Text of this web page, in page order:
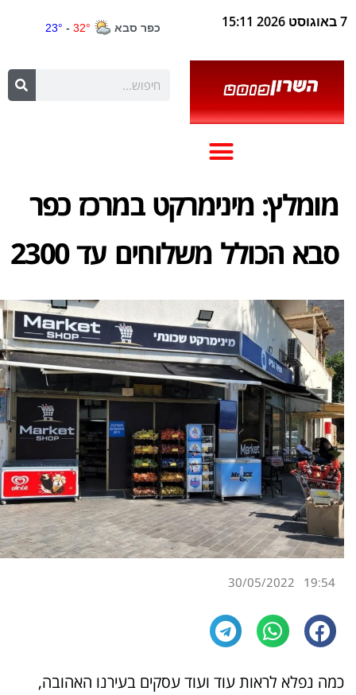
7 באוגוסט 2026 15:11
מומלץ: מינימרקט במרכז כפר
סבא הכולל משלוחים עד 2300
19:54
30/05/2022
כמה נפלא לראות עוד ועוד עסקים בעירנו האהובה,